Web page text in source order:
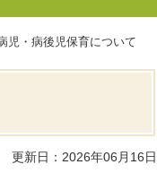
児・病後児保育について
更新日：2026年06月16日